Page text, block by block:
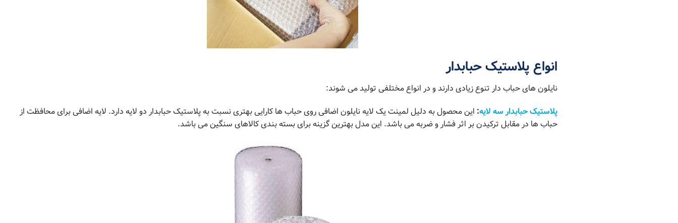
انواع پلاستیک حبابدار
نایلون های حباب دار تنوع زیادی دارند و در انواع مختلفی تولید می شوند:
پلاستیک حبابدار سه لایه: این محصول به دلیل لمینت یک لایه نایلون اضافی روی حباب ها کارایی بهتری نسبت به پلاستیک حبابدار دو لایه دارد. لایه اضافی برای محافظت از
حباب ها در مقابل ترکیدن بر اثر فشار و ضربه می باشد. این مدل بهترین گزینه برای بسته بندی کالاهای سنگین می باشد.